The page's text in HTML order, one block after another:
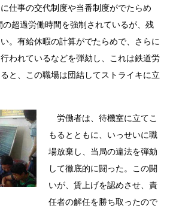
仕事の交代制度や当番制度がでたらめ
超過労働時間を強制されているが、残
。有給休暇の計算がでたらめで、さらに
われているなどを弾劾し、これは鉄道労
と、この職場は団結してストライキに立
労働者は、待機室に立てこ
もるとともに、いっせいに職
場放棄し、当局の違法を弾劾
して徹底的に闘った。この闘
いが、賃上げを認めさせ、責
任者の解任を勝ち取ったので